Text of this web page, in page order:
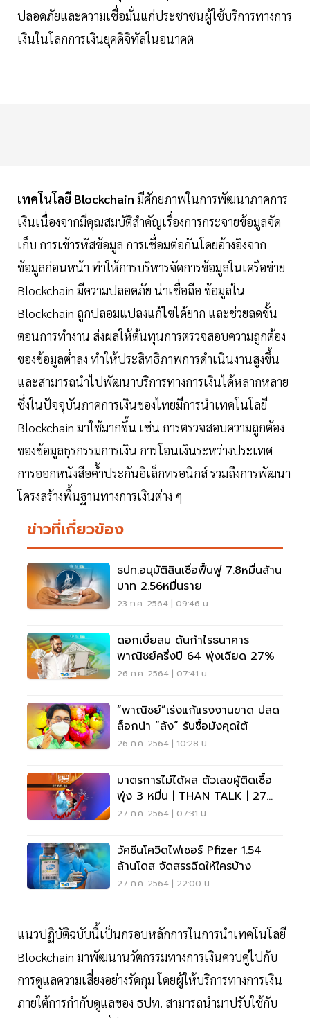
ปลอดภัยและความเชื่อมั่นแก่ประชาชนผู้ใช้บริการทางการ
เงินในโลกการเงินยุคดิจิทัลในอนาคต
เทคโนโลยี Blockchain มีศักยภาพในการพัฒนาภาคการ
เงินเนื่องจากมีคุณสมบัติสำคัญเรื่องการกระจายข้อมูลจัด
เก็บ การเข้ารหัสข้อมูล การเชื่อมต่อกันโดยอ้างอิงจาก
ข้อมูลก่อนหน้า ทำให้การบริหารจัดการข้อมูลในเครือข่าย
Blockchain มีความปลอดภัย น่าเชื่อถือ ข้อมูลใน
Blockchain ถูกปลอมแปลงแก้ไขได้ยาก และช่วยลดขั้น
ตอนการทำงาน ส่งผลให้ต้นทุนการตรวจสอบความถูกต้อง
ของข้อมูลต่ำลง ทำให้ประสิทธิภาพการดำเนินงานสูงขึ้น
และสามารถนำไปพัฒนาบริการทางการเงินได้หลากหลาย
ซึ่งในปัจจุบันภาคการเงินของไทยมีการนำเทคโนโลยี
Blockchain มาใช้มากขึ้น เช่น การตรวจสอบความถูกต้อง
ของข้อมูลธุรกรรมการเงิน การโอนเงินระหว่างประเทศ
การออกหนังสือค้ำประกันอิเล็กทรอนิกส์ รวมถึงการพัฒนา
โครงสร้างพื้นฐานทางการเงินต่าง ๆ
ข่าวที่เกี่ยวข้อง
ธปท.อนุมัติสินเชื่อฟื้นฟู 7.8หมื่นล้าน
บาท 2.56หมื่นราย
23 ก.ค. 2564 | 09:46 น.
ดอกเบี้ยลม ดันกำไรธนาคาร
พาณิชย์ครึ่งปี 64 พุ่งเฉียด 27%
26 ก.ค. 2564 | 07:41 น.
“พาณิชย์”เร่งแก้แรงงานขาด ปลด
ล็อกนำ “ล้ง” รับซื้อมังคุดใต้
26 ก.ค. 2564 | 10:28 น.
มาตรการไม่ได้ผล ตัวเลขผู้ติดเชื้อ
พุ่ง 3 หมื่น | THAN TALK | 27
ก.ค.64
27 ก.ค. 2564 | 07:31 น.
วัคซีนโควิดไฟเซอร์ Pfizer 1.54
ล้านโดส จัดสรรฉีดให้ใครบ้าง
27 ก.ค. 2564 | 22:00 น.
แนวปฏิบัติฉบับนี้เป็นกรอบหลักการในการนำเทคโนโลยี
Blockchain มาพัฒนานวัตกรรมทางการเงินควบคู่ไปกับ
การดูแลความเสี่ยงอย่างรัดกุม โดยผู้ให้บริการทางการเงิน
ภายใต้การกำกับดูแลของ ธปท. สามารถนำมาปรับใช้กับ